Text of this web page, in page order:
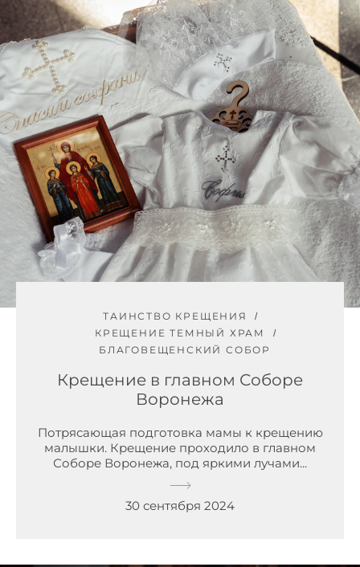
ТАИНСТВО КРЕЩЕНИЯ
КРЕЩЕНИЕ ТЕМНЫЙ ХРАМ
БЛАГОВЕЩЕНСКИЙ СОБОР
Крещение в главном Соборе
Воронежа
Потрясающая подготовка мамы к крещению
малышки. Крещение проходило в главном
Соборе Воронежа, под яркими лучами...
30 сентября 2024